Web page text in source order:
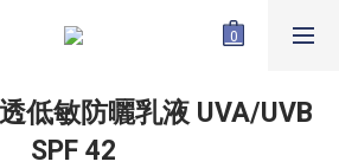
低敏防曬乳液 UVA/UVB
SPF 42